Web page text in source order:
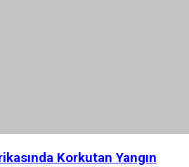
Korkutan Yangın